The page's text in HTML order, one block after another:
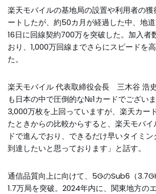
楽天モバイルの基地局の設置や利用者の獲
ートしたが、約50カ月が経過した中、地
16日に回線契約700万を突破した。加入者
おり、1,000万回線までさらにスピードを
た。
楽天モバイル 代表取締役会長 三木谷 浩
も日本の中で圧倒的な№1カードでござい
3,000万枚を上回っていますが、楽天カー
たときからの比較からすると、楽天モバイ
ドで進んでおり、できるだけ早いタイミ
到達したいと思っております」と話す。
通信品質向上に向けて、5GのSub6（
1.7万局を突破。2024年内に、関東地方の